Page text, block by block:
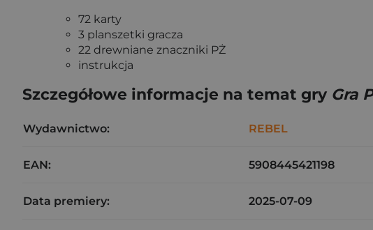
72 karty
3 planszetki gracza
22 drewniane znaczniki PŻ
instrukcja
Szczegółowe informacje na temat gry Gra
Wydawnictwo: REBEL
EAN: 5908445421198
Data premiery: 2025-07-09